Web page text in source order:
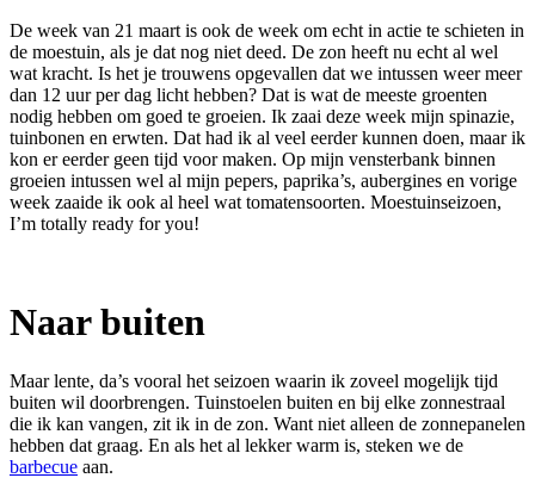
De week van 21 maart is ook de week om echt in actie te schieten in
de moestuin, als je dat nog niet deed. De zon heeft nu echt al wel
wat kracht. Is het je trouwens opgevallen dat we intussen weer meer
dan 12 uur per dag licht hebben? Dat is wat de meeste groenten
nodig hebben om goed te groeien. Ik zaai deze week mijn spinazie,
tuinbonen en erwten. Dat had ik al veel eerder kunnen doen, maar ik
kon er eerder geen tijd voor maken. Op mijn vensterbank binnen
groeien intussen wel al mijn pepers, paprika’s, aubergines en vorige
week zaaide ik ook al heel wat tomatensoorten. Moestuinseizoen,
I’m totally ready for you!
Naar buiten
Maar lente, da’s vooral het seizoen waarin ik zoveel mogelijk tijd
buiten wil doorbrengen. Tuinstoelen buiten en bij elke zonnestraal
die ik kan vangen, zit ik in de zon. Want niet alleen de zonnepanelen
hebben dat graag. En als het al lekker warm is, steken we de
barbecue aan.